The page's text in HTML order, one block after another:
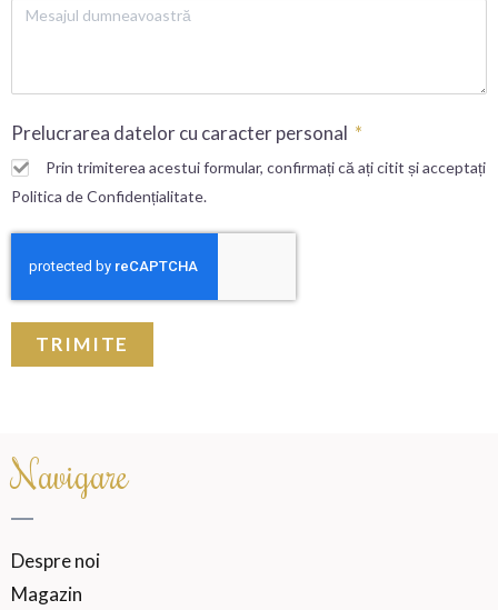
Prelucrarea datelor cu caracter personal
Prin trimiterea acestui formular, confirmați că ați citit și acceptați
Politica de Confidențialitate.
TRIMITE
Navigare
Despre noi
Magazin